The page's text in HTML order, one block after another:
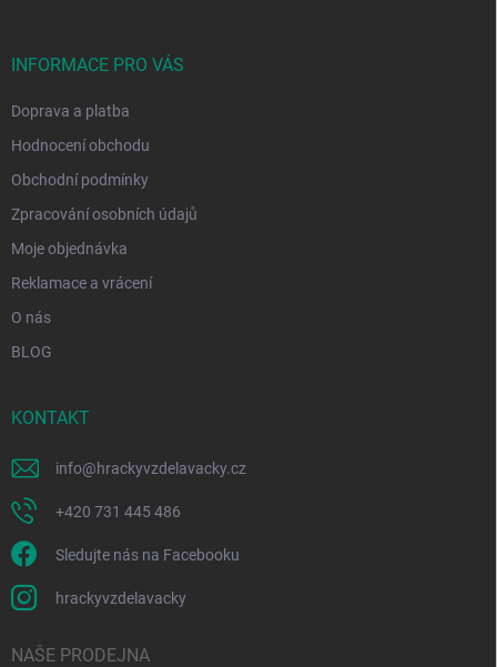
INFORMACE PRO VÁS
Doprava a platba
Hodnocení obchodu
Obchodní podmínky
Zpracování osobních údajů
Moje objednávka
Reklamace a vrácení
O nás
BLOG
KONTAKT
info@hrackyvzdelavacky.cz
+420 731 445 486
Sledujte nás na Facebooku
hrackyvzdelavacky
NAŠE PRODEJNA